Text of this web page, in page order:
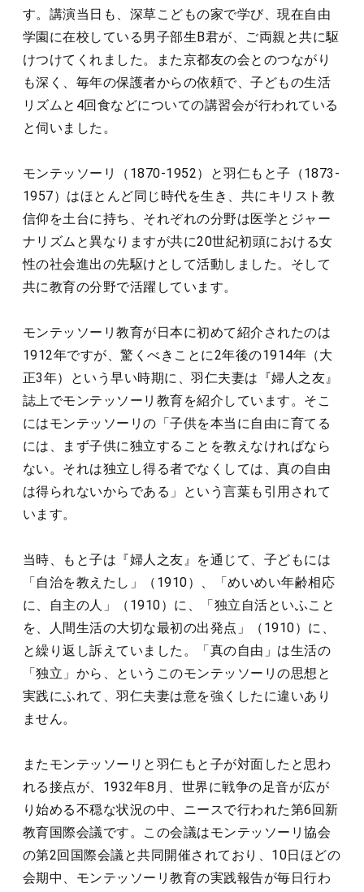
す。講演当日も、深草こどもの家で学び、現在自由
学園に在校している男子部生B君が、ご両親と共に駆
けつけてくれました。また京都友の会とのつながり
も深く、毎年の保護者からの依頼で、子どもの生活
リズムと4回食などについての講習会が行われている
と伺いました。
モンテッソーリ（1870-1952）と羽仁もと子（1873-
1957）はほとんど同じ時代を生き、共にキリスト教
信仰を土台に持ち、それぞれの分野は医学とジャー
ナリズムと異なりますが共に20世紀初頭における女
性の社会進出の先駆けとして活動しました。そして
共に教育の分野で活躍しています。
モンテッソーリ教育が日本に初めて紹介されたのは
1912年ですが、驚くべきことに2年後の1914年（大
正3年）という早い時期に、羽仁夫妻は『婦人之友』
誌上でモンテッソーリ教育を紹介しています。そこ
にはモンテッソーリの「子供を本当に自由に育てる
には、まず子供に独立することを教えなければなら
ない。それは独立し得る者でなくしては、真の自由
は得られないからである」という言葉も引用されて
います。
当時、もと子は『婦人之友』を通じて、子どもには
「自治を教えたし」（1910）、「めいめい年齢相応
に、自主の人」（1910）に、「独立自活といふこと
を、人間生活の大切な最初の出発点」（1910）に、
と繰り返し訴えていました。「真の自由」は生活の
「独立」から、というこのモンテッソーリの思想と
実践にふれて、羽仁夫妻は意を強くしたに違いあり
ません。
またモンテッソーリと羽仁もと子が対面したと思わ
れる接点が、1932年8月、世界に戦争の足音が広が
り始める不穏な状況の中、ニースで行われた第6回新
教育国際会議です。この会議はモンテッソーリ協会
の第2回国際会議と共同開催されており、10日ほどの
会期中、モンテッソーリ教育の実践報告が毎日行わ